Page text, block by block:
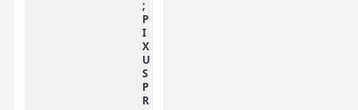
;
P
I
X
U
S
P
R